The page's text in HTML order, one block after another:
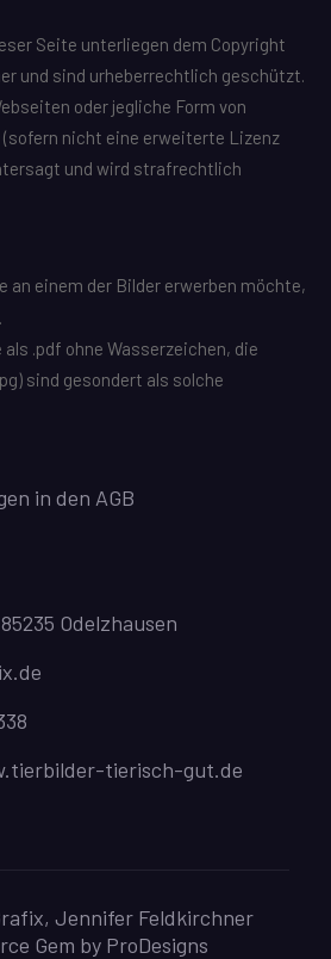
Seite unterliegen dem Copyright
und sind urheberrechtlich geschützt.
oder jegliche Form von
nicht eine erweiterte Lizenz
und wird strafrechtlich
an einem der Bilder erwerben möchte,
.pdf ohne Wasserzeichen, die
sind gesondert als solche
in den AGB
Odelzhausen
tierisch-gut.de
Jennifer Feldkirchner
Gem by ProDesigns